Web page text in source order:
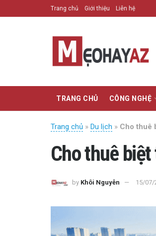
Trang chủ Giới thiệu Liên hệ
TRANG CHỦ CÔNG NGHỆ
Trang chủ » Du lịch » Cho thuê
Cho thuê
by Khôi Nguyễn 15/07/